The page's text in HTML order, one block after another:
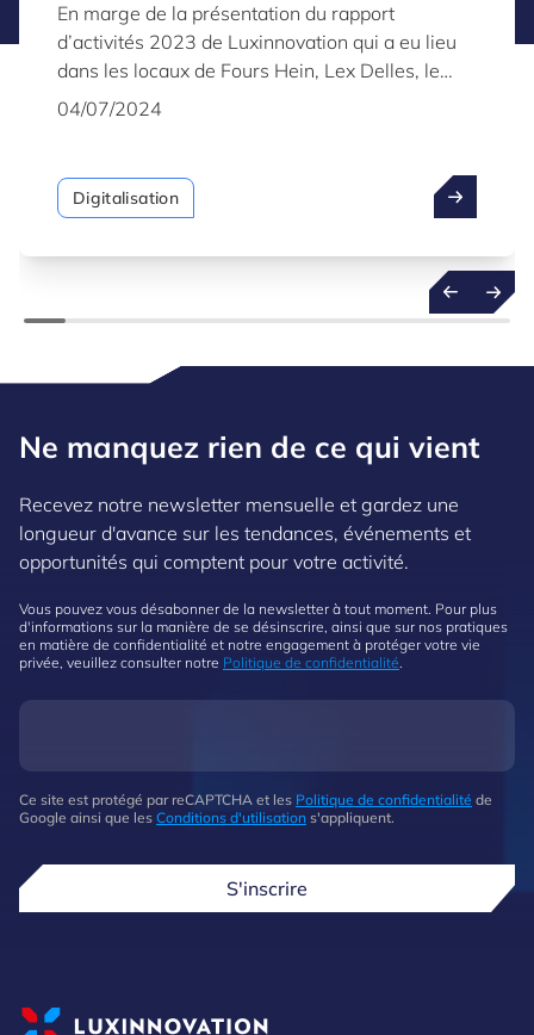
l’intelligence artificielle lors de la
présentation du rapport annuel de
Luxinnovation
En marge de la présentation du rapport
d’activités 2023 de Luxinnovation qui a eu lieu
dans les locaux de Fours Hein, Lex Delles, le
ministre de l’Économie, des PME, de l’Énergie et
des programmes « Fit 4 » et le lancement d’un
nouveau programme : Fit 4 Digital – AI, dédié à
a annoncé la mise en place d’un nouveau SME
04/07/2024
Digitalisation
Ne manquez rien de ce qui vient
Recevez notre newsletter mensuelle et gardez une
longueur d'avance sur les tendances, événements et
opportunités qui comptent pour votre activité.
Vous pouvez vous désabonner de la newsletter à tout moment. Pour plus
d'informations sur la manière de se désinscrire, ainsi que sur nos pratiques
en matière de confidentialité et notre engagement à protéger votre vie
privée, veuillez consulter notre Politique de confidentialité.
Ce site est protégé par reCAPTCHA et les Politique de confidentialité de
Google ainsi que les Conditions d'utilisation s'appliquent.
S'inscrire